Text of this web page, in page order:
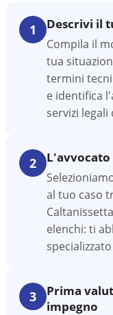
1 Descrivi il
Compila il
tua
termini
e identifica
servizi
2
al tuo caso
elenchi: ti
3
Prima
impegno